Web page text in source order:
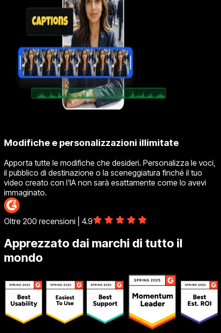
Modifiche e personalizzazioni illimitate
Apporta tutte le modifiche che desideri. Personalizza le voci,
il pubblico di destinazione o la sceneggiatura finché il tuo
video creato con l'IA non sarà esattamente come lo avevi
immaginato.
Oltre 200 recensioni | 4.9
Apprezzato dai marchi di tutto il
mondo